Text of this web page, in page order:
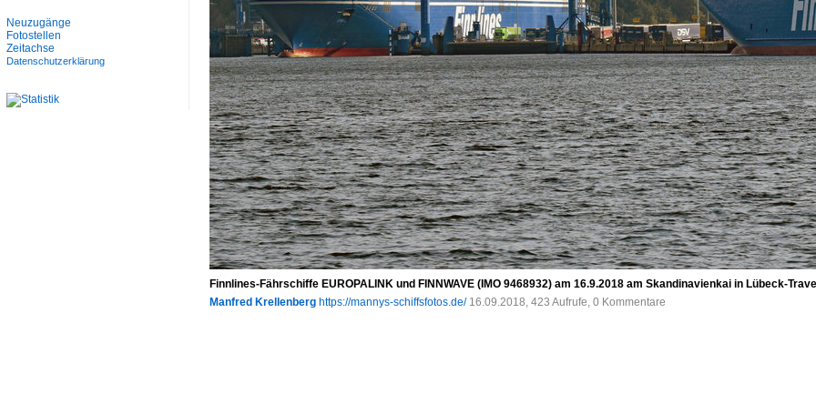
Finnlines-Fährschiffe EUROPALINK und FINNWAVE (IMO 9468932) am 16.9.2018 am Skandinavienkai in Lübeck-
Manfred Krellenberg https://mannys-schiffsfotos.de/ 16.09.2018, 423 Aufrufe, 0 Kommentare
Neuzugänge
Fotostellen
Zeitachse
Datenschutzerklärung